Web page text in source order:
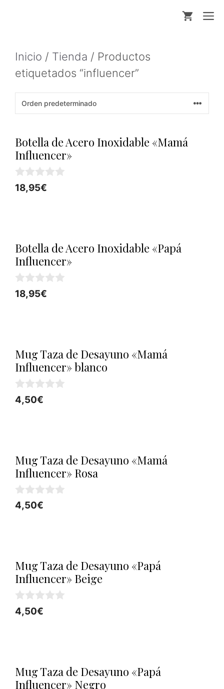
Inicio / Tienda / Productos
etiquetados “influencer”
Botella de Acero Inoxidable «Mamá
Influencer»
0
d
18,95€
Botella de Acero Inoxidable «Papá
Influencer»
0
d
18,95€
Mug Taza de Desayuno «Mamá
Influencer» blanco
0
d
4,50€
Mug Taza de Desayuno «Mamá
Influencer» Rosa
0
d
4,50€
Mug Taza de Desayuno «Papá
Influencer» Beige
0
d
4,50€
Mug Taza de Desayuno «Papá
Influencer» Negro